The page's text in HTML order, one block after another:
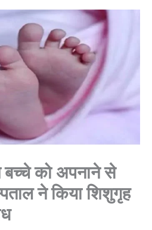
बच्चे को अपनाने से
ने किया शिशुगृह